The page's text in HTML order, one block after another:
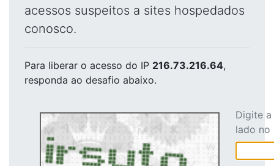
acessos suspeitos a sites hospedados
conosco.
Para liberar o acesso do IP 216.73.216.64,
responda ao desafio abaixo.
Digite
lado no